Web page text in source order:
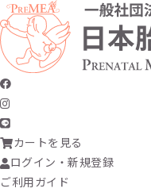
カートを見る
ログイン・新規登録
ご利用ガイド